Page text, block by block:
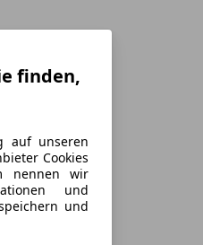
finden,
auf unseren
Cookies
nennen wir
und
und